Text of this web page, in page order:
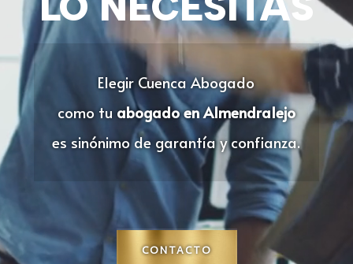
Elegir Cuenca Abogado
como tu abogado en Almendralejo
es sinónimo de garantía y confianza.
CONTACTO